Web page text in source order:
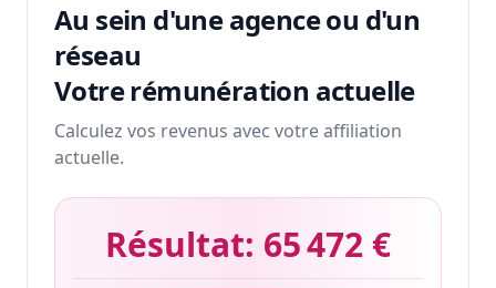
Au sein d'une agence ou d'un
réseau
Votre rémunération actuelle
Calculez vos revenus avec votre affiliation
actuelle.
Résultat: 65 472 €